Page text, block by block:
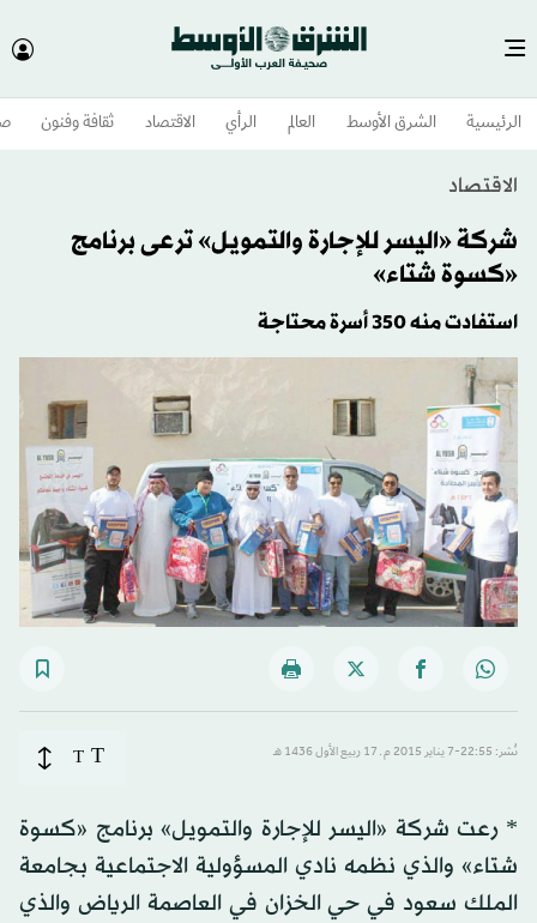
الرئيسية الشرق الأوسط​ العالم الرأي الاقتصاد ثقافة وفنون
الاقتصاد
شركة «اليسر للإجارة والتمويل» ترعى برنامج
«كسوة شتاء»
استفادت منه 350 أسرة محتاجة
نُشر: 22:55-7 يناير 2015 م ـ 17 ربيع الأول 1436 هـ T
T
* رعت شركة «اليسر للإجارة والتمويل» برنامج «كسوة
شتاء» والذي نظمه نادي المسؤولية الاجتماعية بجامعة
الملك سعود في حي الخزان في العاصمة الرياض والذي